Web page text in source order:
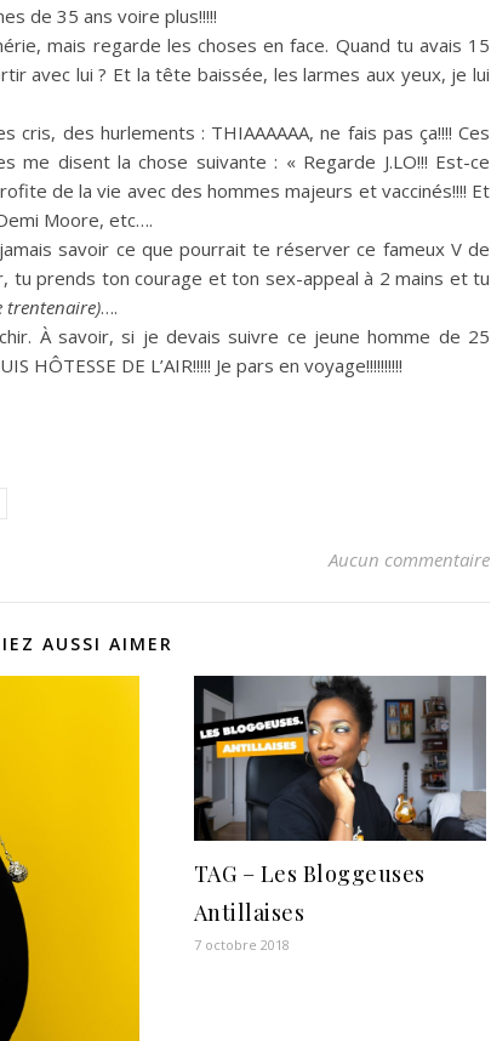
de 35 ans voire plus!!!!!
mais regarde les choses en face. Quand tu avais 15
avec lui ? Et la tête baissée, les larmes aux yeux, je lui
cris, des hurlements : THIAAAAAA, ne fais pas ça!!!! Ces
me disent la chose suivante : « Regarde J.LO!!! Est-ce
de la vie avec des hommes majeurs et vaccinés!!!! Et
Moore, etc….
savoir ce que pourrait te réserver ce fameux V de
prends ton courage et ton sex-appeal à 2 mains et tu
trentenaire)….
À savoir, si je devais suivre ce jeune homme de 25
HÔTESSE DE L’AIR!!!!! Je pars en voyage!!!!!!!!!!
Aucun commentaire
AUSSI AIMER
TAG – Les Bloggeuses
Antillaises
7 octobre 2018